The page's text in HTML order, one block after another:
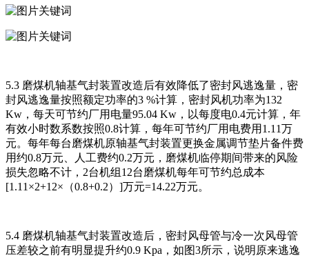
5.3 磨煤机轴基气封装置改造后有效降低了密封风逃逸量，密
封风逃逸量按照额定功率的3 %计算，密封风机功率为132
Kw，每天可节约厂用电量95.04 Kw，以每度电0.4元计算，年
有效小时数系数按照0.8计算，每年可节约厂用电费用1.11万
元。每年每台磨煤机原轴基气封装置更换金属调节垫片备件费
用约0.8万元、人工费约0.2万元，磨煤机临停期间带来的风险
损失忽略不计，2台机组12台磨煤机每年可节约总成本
[1.11×2+12×（0.8+0.2）]万元=14.22万元。
5.4 磨煤机轴基气封装置改造后，密封风母管与冷一次风母管
压差较之前有明显提升约0.9 Kpa，如图3所示，说明原来逃逸